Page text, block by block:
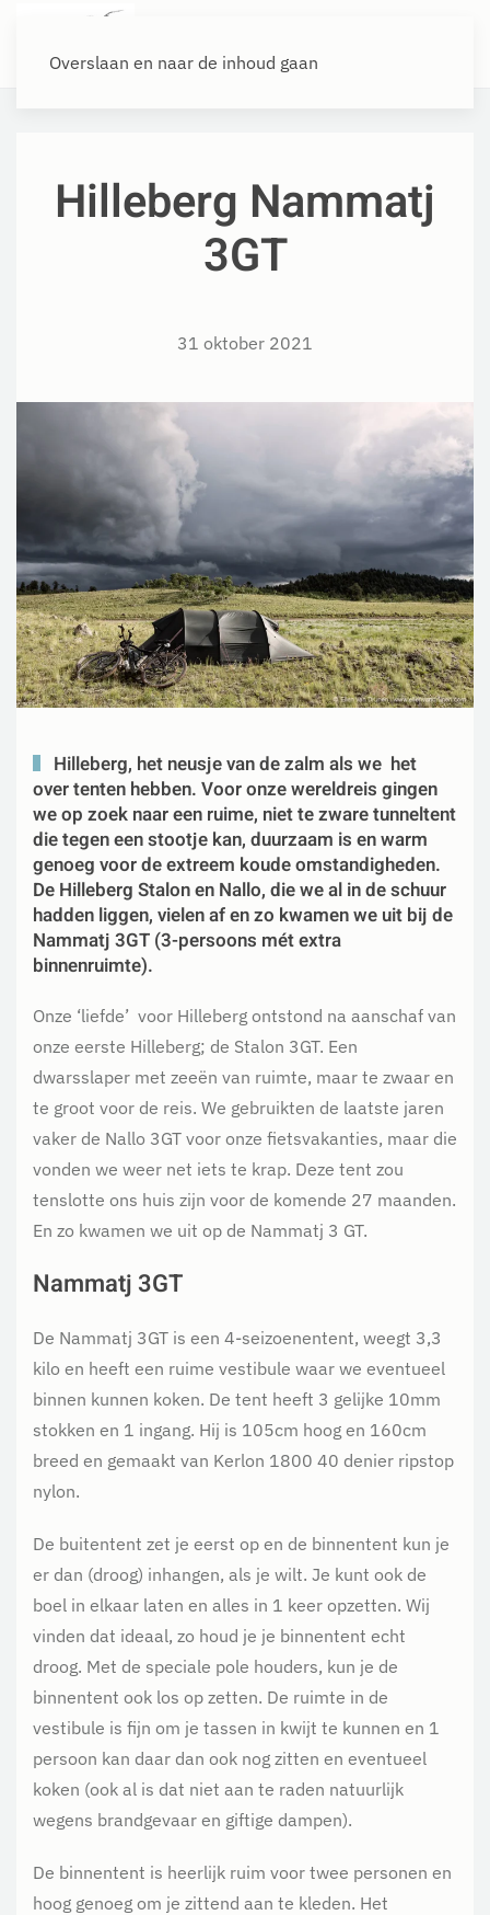
Overslaan en naar de inhoud gaan
Hilleberg Nammatj
3GT
31 oktober 2021
Hilleberg, het neusje van de zalm als we het
over tenten hebben. Voor onze wereldreis gingen
we op zoek naar een ruime, niet te zware tunneltent
die tegen een stootje kan, duurzaam is en warm
genoeg voor de extreem koude omstandigheden.
De Hilleberg Stalon en Nallo, die we al in de schuur
hadden liggen, vielen af en zo kwamen we uit bij de
Nammatj 3GT (3-persoons mét extra
binnenruimte).
Onze ‘liefde’ voor Hilleberg ontstond na aanschaf van
onze eerste Hilleberg; de Stalon 3GT. Een
dwarsslaper met zeeën van ruimte, maar te zwaar en
te groot voor de reis. We gebruikten de laatste jaren
vaker de Nallo 3GT voor onze fietsvakanties, maar die
vonden we weer net iets te krap. Deze tent zou
tenslotte ons huis zijn voor de komende 27 maanden.
En zo kwamen we uit op de Nammatj 3 GT.
Nammatj 3GT
De Nammatj 3GT is een 4-seizoenentent, weegt 3,3
kilo en heeft een ruime vestibule waar we eventueel
binnen kunnen koken. De tent heeft 3 gelijke 10mm
stokken en 1 ingang. Hij is 105cm hoog en 160cm
breed en gemaakt van Kerlon 1800 40 denier ripstop
nylon.
De buitentent zet je eerst op en de binnentent kun je
er dan (droog) inhangen, als je wilt. Je kunt ook de
boel in elkaar laten en alles in 1 keer opzetten. Wij
vinden dat ideaal, zo houd je je binnentent echt
droog. Met de speciale pole houders, kun je de
binnentent ook los op zetten. De ruimte in de
vestibule is fijn om je tassen in kwijt te kunnen en 1
persoon kan daar dan ook nog zitten en eventueel
koken (ook al is dat niet aan te raden natuurlijk
wegens brandgevaar en giftige dampen).
De binnentent is heerlijk ruim voor twee personen en
hoog genoeg om je zittend aan te kleden. Het